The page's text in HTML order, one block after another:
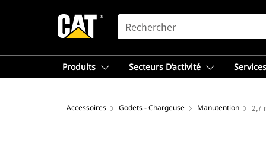
SEARCH
Produits Secteurs D’activité
Accessoires Godets - Chargeuse Manutention 2,7